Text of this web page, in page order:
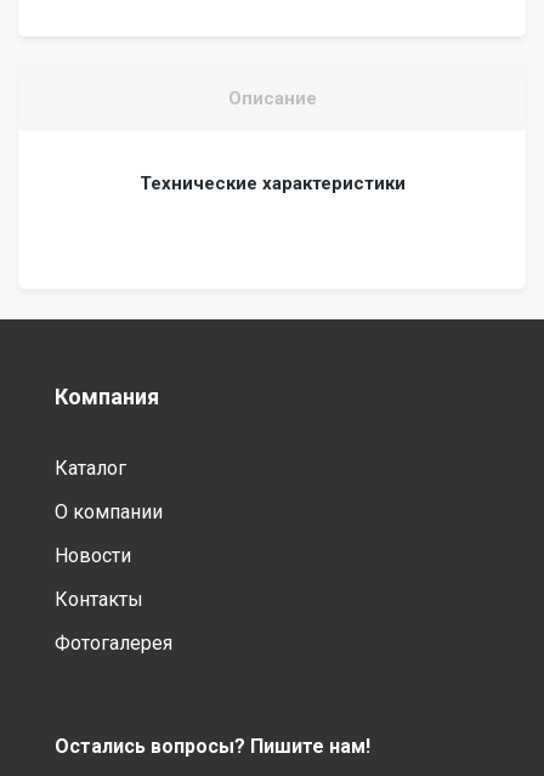
Описание
Технические характеристики
Компания
Каталог
О компании
Новости
Контакты
Фотогалерея
Остались вопросы? Пишите нам!